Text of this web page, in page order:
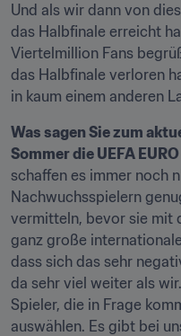
Und als wir dann von
das Halbfinale erreicht
Viertelmillion Fans
das Halbfinale verloren
in kaum einem anderen
Was sagen Sie zum
Sommer die UEFA
schaffen es immer noch
Nachwuchsspielern
vermitteln, bevor sie mit
ganz große
dass sich das sehr
da sehr viel weiter als
Spieler, die in Frage
auswählen. Es gibt bei